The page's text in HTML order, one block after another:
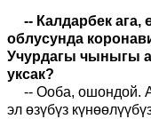
-- Калдарбек
облусунда
Учурдагы чыныгы
уксак?
-- Ооба, ошондой.
эл өзүбүз